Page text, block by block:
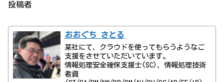
投稿者
おおぐち さとる
某社にて、クラウドを使ってもらうようなご
支援をさせていただいています。
情報処理安全確保支援士(SC)、情報処理技術
者資